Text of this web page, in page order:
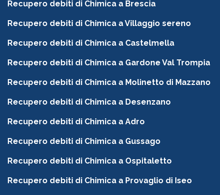
Recupero debiti di Chimica a Brescia
Recupero debiti di Chimica a Villaggio sereno
Recupero debiti di Chimica a Castelmella
Recupero debiti di Chimica a Gardone Val Trompia
Recupero debiti di Chimica a Molinetto di Mazzano
Recupero debiti di Chimica a Desenzano
Recupero debiti di Chimica a Adro
Recupero debiti di Chimica a Gussago
Recupero debiti di Chimica a Ospitaletto
Recupero debiti di Chimica a Provaglio di Iseo